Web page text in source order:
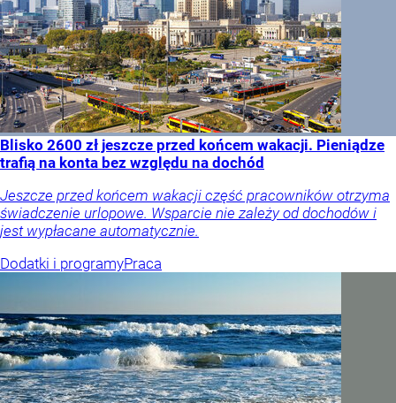
Blisko 2600 zł jeszcze przed końcem wakacji. Pieniądze
trafią na konta bez względu na dochód
Jeszcze przed końcem wakacji część pracowników otrzyma
świadczenie urlopowe. Wsparcie nie zależy od dochodów i
jest wypłacane automatycznie.
Dodatki i programyPraca